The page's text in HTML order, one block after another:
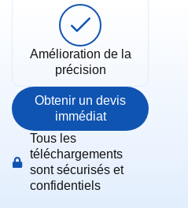
Amélioration de la
précision
Obtenir un devis
immédiat
Tous les
téléchargements
sont sécurisés et
confidentiels